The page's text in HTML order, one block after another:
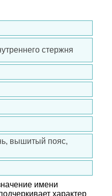
стержня
вышитый пояс,
имени
характер